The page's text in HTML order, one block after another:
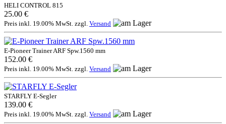
HELI CONTROL 815
25.00 €
Preis inkl. 19.00% MwSt. zzgl. Versand
E-Pioneer Trainer ARF Spw.1560 mm
152.00 €
Preis inkl. 19.00% MwSt. zzgl. Versand
STARFLY E-Segler
139.00 €
Preis inkl. 19.00% MwSt. zzgl. Versand